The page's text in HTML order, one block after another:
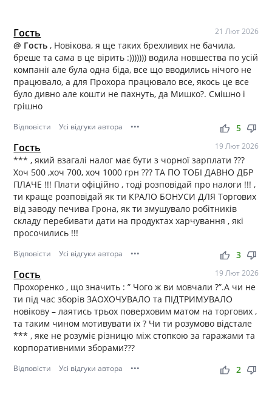
Гость 21 Лют 2026
@ Гость, Новікова, я ще таких брехливих не бачила,
бреше та сама в це вірить :))))))) водила новшества по усій
компанії але була одна біда, все що вводились нічого не
працювало, а для Прохора працювало все, якось це все
було дивно але кошти не пахнуть, да Мишко?. Смішно і
грішно
Відповісти Усі відгуки автора ••• thumb_up thumb_down
5
Гость 19 Лют 2026
*** , який взагалі налог має бути з чорної зарплати ???
Хоч 500 ,хоч 700, хоч 1000 грн ??? ТА ПО ТОБІ ДАВНО ДБР
ПЛАЧЕ !!! Плати офіційно , тоді розповідай про налоги !!! ,
ти краще розповідай як ти КРАЛО БОНУСИ ДЛЯ Торгових
від заводу печива Грона, як ти змушувало робітників
складу перебивати дати на продуктах харчування , які
просочились !!!
Відповісти Усі відгуки автора ••• thumb_up thumb_down
3
Гость 19 Лют 2026
Прохоренко , що значить : ” Чого ж ви мовчали ?”.А чи не
ти під час зборів ЗАОХОЧУВАЛО та ПІДТРИМУВАЛО
новікову – лаятись трьох поверховим матом на торгових ,
та таким чином мотивувати їх ? Чи ти розумово відстале
*** , яке не розуміє різницю між стопкою за гаражами та
корпоративними зборами???
Відповісти Усі відгуки автора ••• thumb_up thumb_down
2